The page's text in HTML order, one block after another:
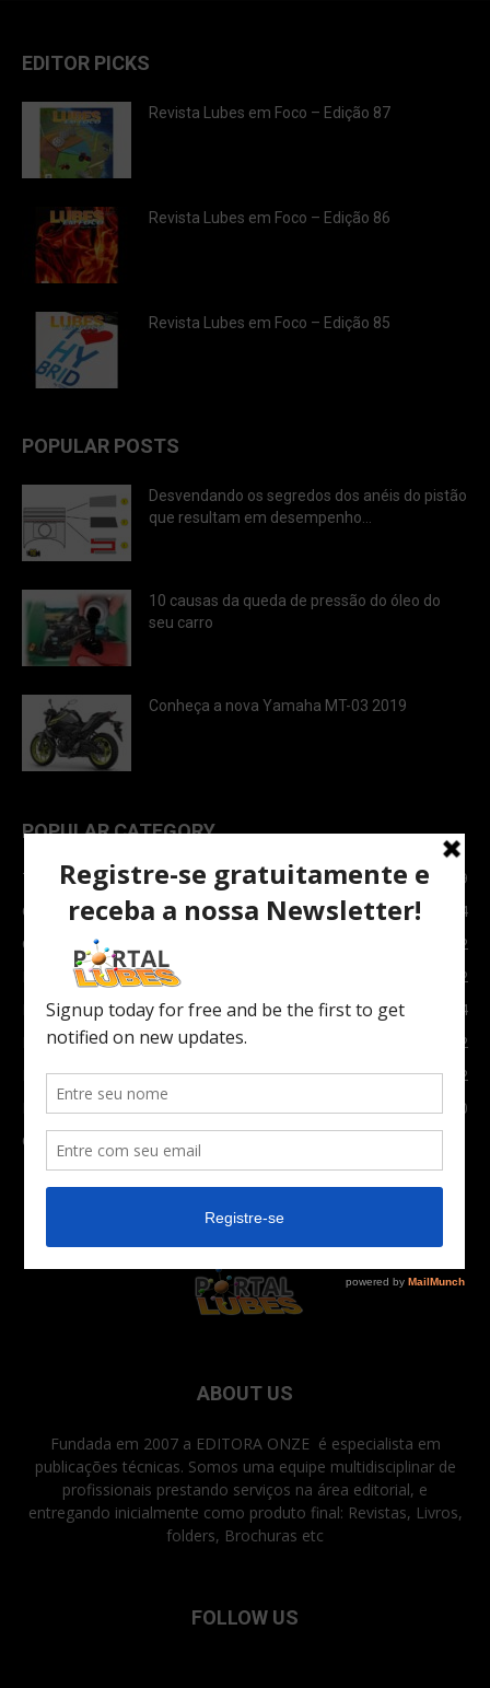
EDITOR PICKS
Revista Lubes em Foco – Edição 87
Revista Lubes em Foco – Edição 86
Revista Lubes em Foco – Edição 85
POPULAR POSTS
Desvendando os segredos dos anéis do pistão
que resultam em desempenho...
10 causas da queda de pressão do óleo do
seu carro
Conheça a nova Yamaha MT-03 2019
POPULAR CATEGORY
TOPNEWS
7089
Carro e Moto
3764
Carro
2082
Notícias
1852
Indústria
1024
Moto
972
Economia
672
Newsletter
630
Carros Verdes e Novas tecnologias automotivas
ABOUT US
Fundada em 2007 a EDITORA ONZE é especialista em
publicações técnicas. Somos uma equipe multidisciplinar de
profissionais prestando serviços na área editorial, e
entregando inicialmente como produto final: Revistas, Livros,
folders, Brochuras etc
FOLLOW US